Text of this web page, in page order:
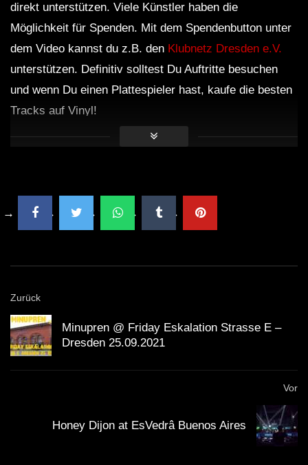
direkt unterstützen. Viele Künstler haben die
Möglichkeit für Spenden. Mit dem Spendenbutton unter
dem Video kannst du z.B. den Klubnetz Dresden e.V.
unterstützen. Definitiv solltest Du Auftritte besuchen
und wenn Du einen Plattespieler hast, kaufe die besten
Tracks auf Vinyl!
Zurück
Minupren @ Friday Eskalation Strasse E –
Dresden 25.09.2021
Vor
Honey Dijon at EsVedrâ Buenos Aires